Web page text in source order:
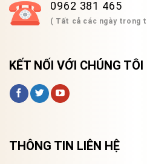
0962 381 465
( Tất cả các ngày trong
KẾT NỐI VỚI CHÚNG TÔI
THÔNG TIN LIÊN HỆ